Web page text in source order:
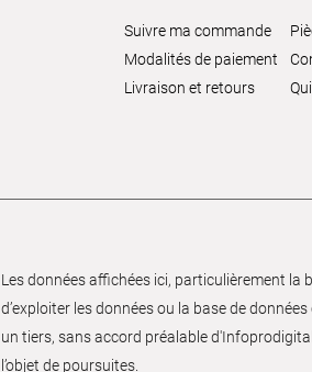
Suivre ma commande
Modalités de paiement
Livraison et retours
Les données affichées ici, particulièrement la
d’exploiter les données ou la base de
un tiers, sans accord préalable
l’objet de poursuites.